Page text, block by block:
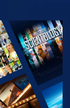
EXPLORAR A
SÉRIE